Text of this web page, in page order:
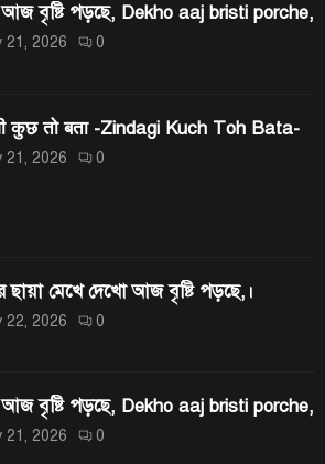
বৃষ্টি পড়ছে, Dekho aaj bristi porche,
21, 2026 0
कुछ तो बता -Zindagi Kuch Toh Bata-
21, 2026 0
ছায়া মেখে দেখো আজ বৃষ্টি পড়ছে,।
22, 2026 0
বৃষ্টি পড়ছে, Dekho aaj bristi porche,
21, 2026 0